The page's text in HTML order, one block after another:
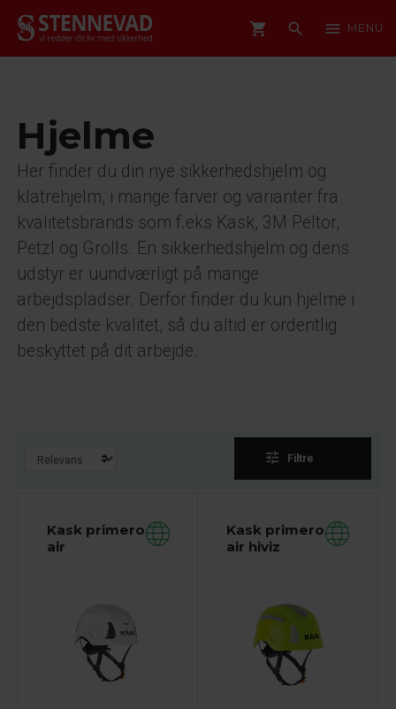
shopping_cart search menu MENU
Hjelme
Her finder du din nye sikkerhedshjelm og
klatrehjelm, i mange farver og varianter fra
kvalitetsbrands som f.eks Kask, 3M Peltor,
Petzl og Grolls. En sikkerhedshjelm og dens
udstyr er uundværligt på mange
arbejdspladser. Derfor finder du kun hjelme i
den bedste kvalitet, så du altid er ordentlig
beskyttet på dit arbejde.
tune Filtre
Kask primero
air
Kask primero
air hiviz